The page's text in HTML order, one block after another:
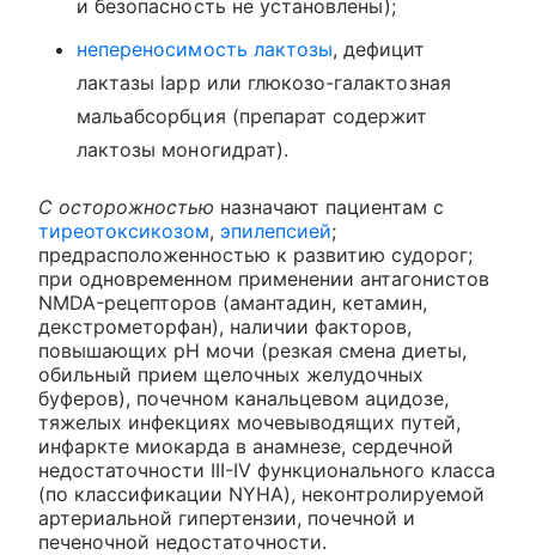
и безопасность не установлены);
непереносимость лактозы, дефицит
лактазы lapp или глюкозо-галактозная
мальабсорбция (препарат содержит
лактозы моногидрат).
C осторожностью назначают пациентам с
тиреотоксикозом, эпилепсией;
предрасположенностью к развитию судорог;
при одновременном применении антагонистов
NMDA-рецепторов (амантадин, кетамин,
декстрометорфан), наличии факторов,
повышающих рН мочи (резкая смена диеты,
обильный прием щелочных желудочных
буферов), почечном канальцевом ацидозе,
тяжелых инфекциях мочевыводящих путей,
инфаркте миокарда в анамнезе, сердечной
недостаточности III-IV функционального класса
(по классификации NYHA), неконтролируемой
артериальной гипертензии, почечной и
печеночной недостаточности.